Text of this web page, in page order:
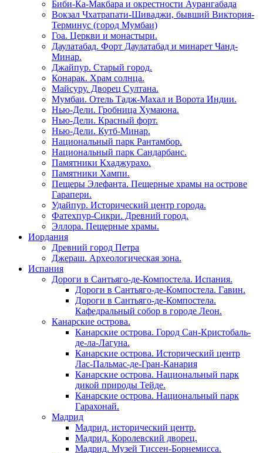
Биби-Ка-Макбара и окрестности Аурангабада
Вокзал Чхатрапати-Шиваджи, бывший Виктория-
Терминус (город Мумбаи)
Гоа. Церкви и монастыри.
Даулатабад. Форт Даулатабад и минарет Чанд-
Минар.
Джайпур. Старый город.
Конарак. Храм солнца.
Майсуру. Дворец Султана.
Мумбаи. Отель Тадж-Махал и Ворота Индии.
Нью-Дели. Гробница Хумаюна.
Нью-Дели. Красный форт.
Нью-Дели. Кутб-Минар.
Национальный парк Рантамбор.
Национальный парк Сандарбанс.
Памятники Кхаджурахо.
Памятники Хампи.
Пещеры Элефанта. Пещерные храмы на острове
Гарапери.
Удайпур. Исторический центр города.
Фатехпур-Сикри. Древний город.
Эллора. Пещерные храмы.
Иордания
Древний город Петра
Джераш. Археологическая зона.
Испания
Дороги в Сантьяго-де-Компостела. Испания.
Дороги в Сантьяго-де-Компостела. Гавин.
Дороги в Сантьяго-де-Компостела.
Кафедральный собор в городе Леон.
Канарские острова.
Канарские острова. Город Сан-Кристобаль-
де-ла-Лагуна.
Канарские острова. Исторический центр
Лас-Пальмас-де-Гран-Канария
Канарские острова. Национальный парк
дикой природы Тейде.
Канарские острова. Национальный парк
Гарахонай.
Мадрид
Мадрид, исторический центр.
Мадрид. Королевский дворец.
Мадрид. Музей Тиссен-Борнемисса.